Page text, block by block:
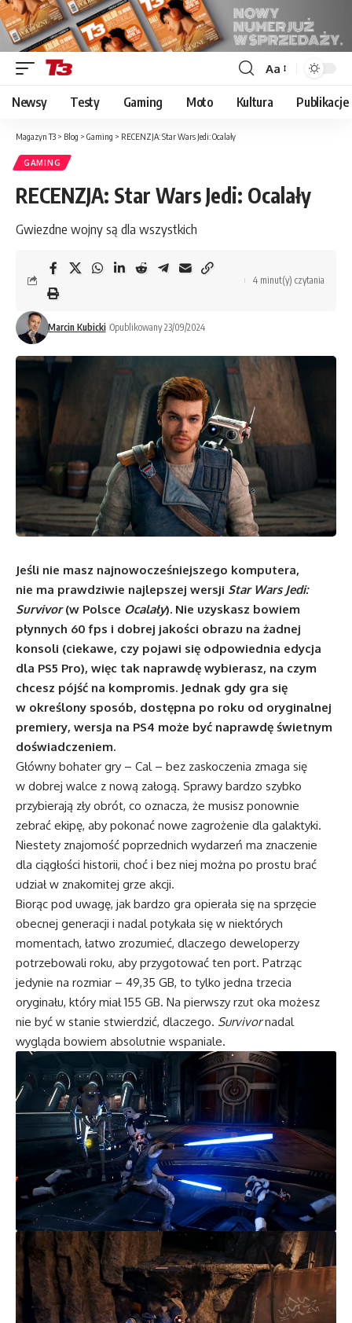
Font
Resizer
Aa
Newsy Testy Gaming Moto Kultura Publikacje
Magazyn T3 > Blog > Gaming > RECENZJA: Star Wars Jedi: Ocalały
GAMING
RECENZJA: Star Wars Jedi: Ocalały
Gwiezdne wojny są dla wszystkich
Marcin Kubicki Opublikowany 23/09/2024
4 minut(y) czytania
Jeśli nie masz najnowocześniejszego komputera,
nie ma prawdziwie najlepszej wersji Star Wars Jedi:
Survivor(w Polsce Ocalały). Nie uzyskasz bowiem
płynnych 60 fps i dobrej jakości obrazu na żadnej
konsoli (ciekawe, czy pojawi się odpowiednia edycja
dla PS5 Pro), więc tak naprawdę wybierasz, na czym
chcesz pójść na kompromis. Jednak gdy gra się
w określony sposób, dostępna po roku od oryginalnej
premiery, wersja na PS4 może być naprawdę świetnym
doświadczeniem.
Główny bohater gry – Cal – bez zaskoczenia zmaga się
w dobrej walce z nową załogą. Sprawy bardzo szybko
przybierają zły obrót, co oznacza, że ​​musisz ponownie
zebrać ekipę, aby pokonać nowe zagrożenie dla galaktyki.
Niestety znajomość poprzednich wydarzeń ma znaczenie
dla ciągłości historii, choć i bez niej można po prostu brać
udział w znakomitej grze akcji.
Biorąc pod uwagę, jak bardzo gra opierała się na sprzęcie
obecnej generacji i nadal potykała się w niektórych
momentach, łatwo zrozumieć, dlaczego deweloperzy
potrzebowali roku, aby przygotować ten port. Patrząc
jedynie na rozmiar – 49,35 GB, to tylko jedna trzecia
oryginału, który miał 155 GB. Na pierwszy rzut oka możesz
nie być w stanie stwierdzić, dlaczego. Survivornadal
wygląda bowiem absolutnie wspaniale.